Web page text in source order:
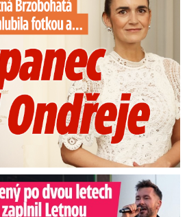
Pártlová stopla koncert